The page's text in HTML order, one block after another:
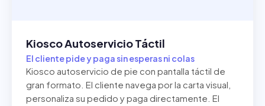
Kiosco Autoservicio Táctil
El cliente pide y paga sin esperas ni colas
Kiosco autoservicio de pie con pantalla táctil de
gran formato. El cliente navega por la carta visual,
personaliza su pedido y paga directamente. El